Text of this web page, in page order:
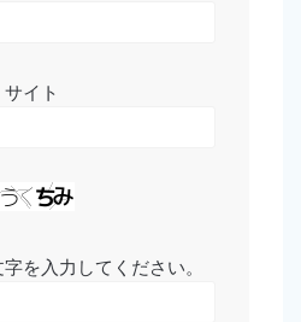
サイト
を入力してください。